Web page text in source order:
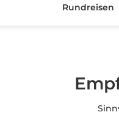
Rundreisen